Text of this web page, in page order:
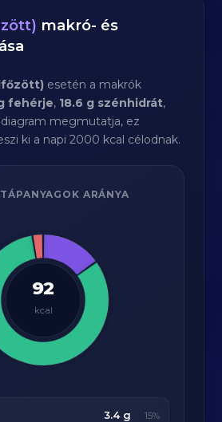
makró- és
esetén a makrók
fehérje, 18.6 g szénhidrát,
diagram megmutatja, ez
ki a napi 2000 kcal célodnak.
ARÁNYA
92
kcal
3.4 g 15%